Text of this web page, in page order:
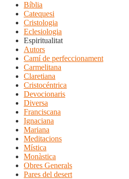
Bíblia
Catequesi
Cristologia
Eclesiologia
Espiritualitat
Autors
Camí de perfeccionament
Carmelitana
Claretiana
Cristocéntrica
Devocionaris
Diversa
Franciscana
Ignaciana
Mariana
Meditacions
Mística
Monàstica
Obres Generals
Pares del desert